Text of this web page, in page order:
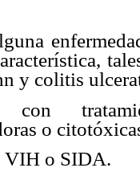
y colitis
con
o
VIH o SIDA.